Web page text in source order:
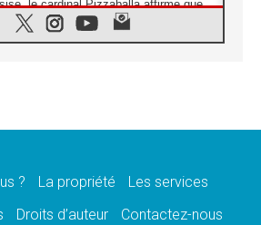
le cardinal Pizzaballa affirme que
chrétiens veulent la paix»
de paix et de dignité humaine»
du Pape en Uruguay renforcera
? La propriété
Les services
Droits d’auteur Contactez-nous